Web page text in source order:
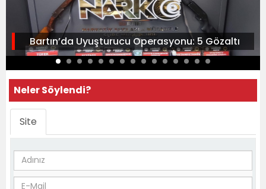
Bartın’da Uyuşturucu Operasyonu: 5 Gözaltı
Neler Söylendi?
Site